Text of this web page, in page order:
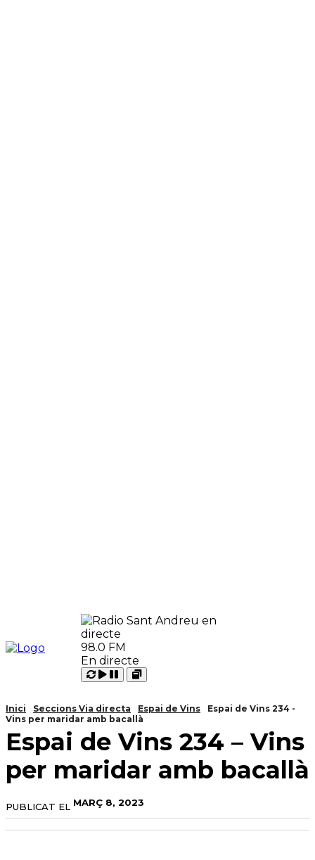
98.0 FM
En directe
Carregant
Reproduir
Pausar
Open
Inici Seccions Via directa Espai de Vins
Espai de Vins 234 -
Vins per maridar amb bacallà
Espai de Vins 234 – Vins
per maridar amb bacallà
PUBLICAT EL MARÇ 8, 2023